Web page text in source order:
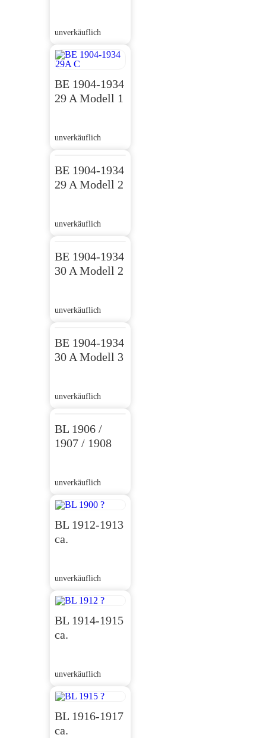
unverkäuflich
BE 1904-1934
29 A Modell 1
unverkäuflich
BE 1904-1934
29 A Modell 2
unverkäuflich
BE 1904-1934
30 A Modell 2
unverkäuflich
BE 1904-1934
30 A Modell 3
unverkäuflich
BL 1906 /
1907 / 1908
unverkäuflich
BL 1912-1913
ca.
unverkäuflich
BL 1914-1915
ca.
unverkäuflich
BL 1916-1917
ca.